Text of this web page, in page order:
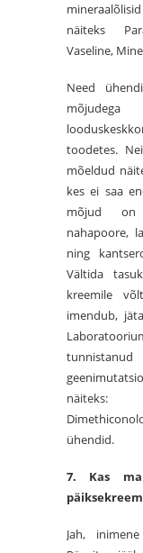
näiteks
Vaseline,
Need
toodetes.
mõeldud
kes ei saa
mõjud on
nahapoore,
ning
Vältida
kreemile
imendub,
näiteks:
ühendid.
7. Kas
Jah,